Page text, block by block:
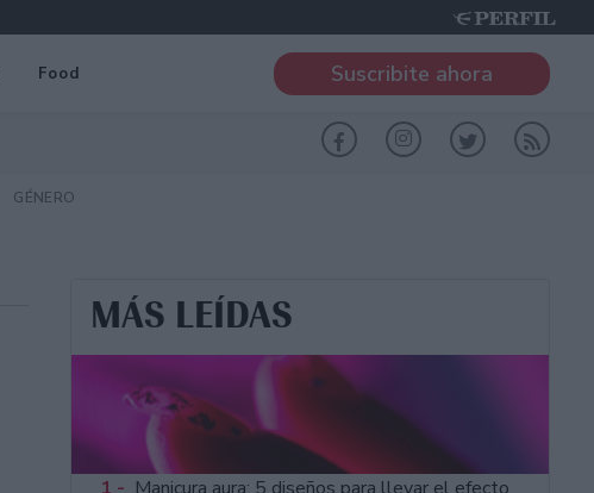
Food Suscribite ahora
GÉNERO
MÁS LEÍDAS